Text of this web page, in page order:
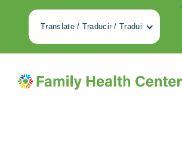
Translate / Traducir / Tradui